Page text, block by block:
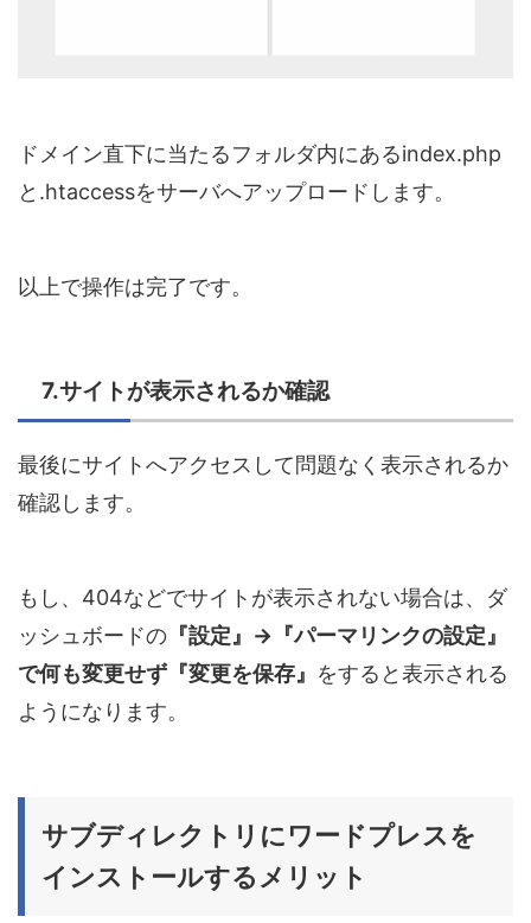
ドメイン直下に当たるフォルダ内にあるindex.php
と.htaccessをサーバへアップロードします。
以上で操作は完了です。
7.サイトが表示されるか確認
最後にサイトへアクセスして問題なく表示されるか
確認します。
もし、404などでサイトが表示されない場合は、ダ
ッシュボードの 『設定』→『パーマリンクの設定』
で何も変更せず『変更を保存』 をすると表示される
ようになります。
サブディレクトリにワードプレスを
インストールするメリット